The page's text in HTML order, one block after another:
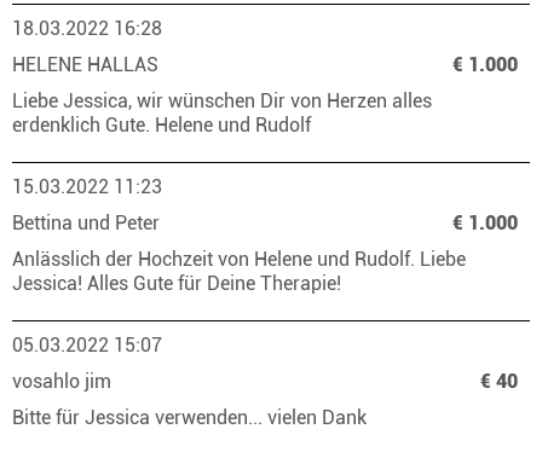
18.03.2022 16:28
HELENE HALLAS
€ 1.000
Liebe Jessica, wir wünschen Dir von Herzen alles
erdenklich Gute. Helene und Rudolf
15.03.2022 11:23
Bettina und Peter
€ 1.000
Anlässlich der Hochzeit von Helene und Rudolf. Liebe
Jessica! Alles Gute für Deine Therapie!
05.03.2022 15:07
vosahlo jim
€ 40
Bitte für Jessica verwenden... vielen Dank